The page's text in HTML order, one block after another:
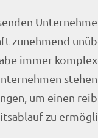
zunehmend
immer
um einen
zu